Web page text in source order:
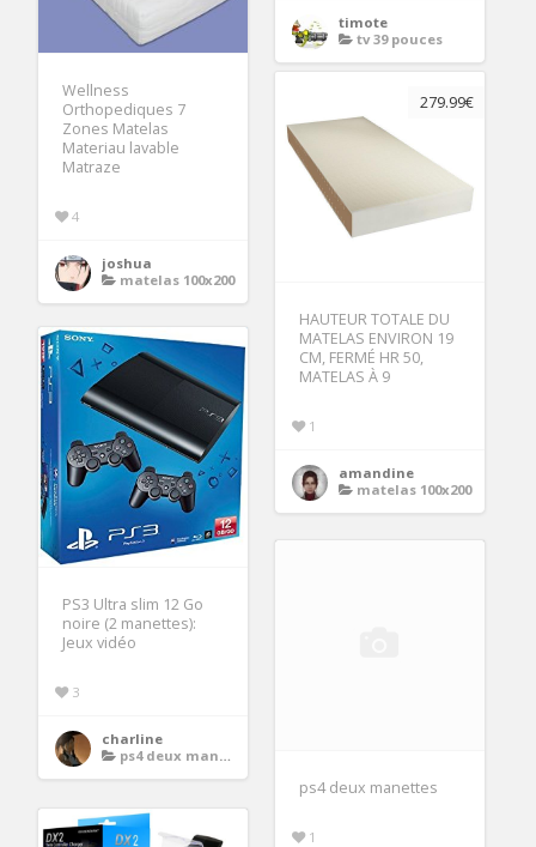
timote
tv 39 pouces
Wellness
Orthopediques 7
Zones Matelas
Materiau lavable
Matraze
4
joshua
matelas 100x200
279.99€
HAUTEUR TOTALE DU
MATELAS ENVIRON 19
CM, FERMÉ HR 50,
MATELAS À 9
1
amandine
matelas 100x200
PS3 Ultra slim 12 Go
noire (2 manettes):
Jeux vidéo
3
charline
ps4 deux manettes
ps4 deux manettes
1